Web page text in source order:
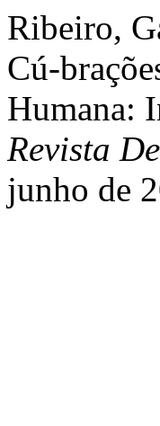
Ribeiro,
Cú-
Humana:
Revista
junho de